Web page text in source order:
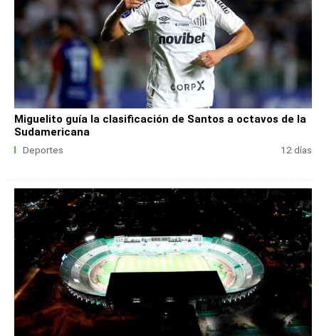
Miguelito guía la clasificación de Santos a octavos de la
Sudamericana
Deportes 12 días